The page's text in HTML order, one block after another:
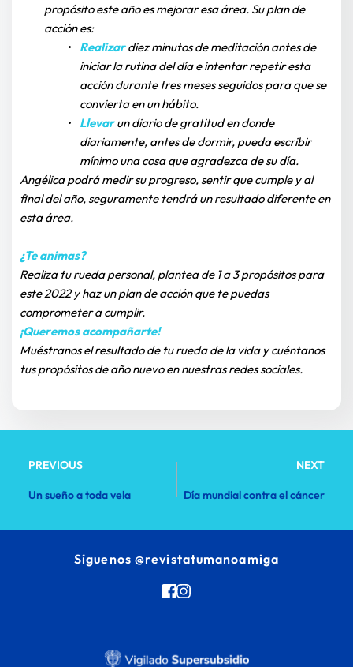
propósito este año es mejorar esa área. Su plan de
acción es:
Realizar diez minutos de meditación antes de
iniciar la rutina del día e intentar repetir esta
acción durante tres meses seguidos para que se
convierta en un hábito.
Llevar un diario de gratitud en donde
diariamente, antes de dormir, pueda escribir
mínimo una cosa que agradezca de su día.
Angélica podrá medir su progreso, sentir que cumple y al
final del año, seguramente tendrá un resultado diferente en
esta área.
¿Te animas?
Realiza tu rueda personal, plantea de 1 a 3 propósitos para
este 2022 y haz un plan de acción que te puedas
comprometer a cumplir.
¡Queremos acompañarte!
Muéstranos el resultado de tu rueda de la vida y cuéntanos
tus propósitos de año nuevo en nuestras redes sociales.
PREVIOUS NEXT
Un sueño a toda vela Día mundial contra el cáncer
Síguenos @revistatumanoamiga